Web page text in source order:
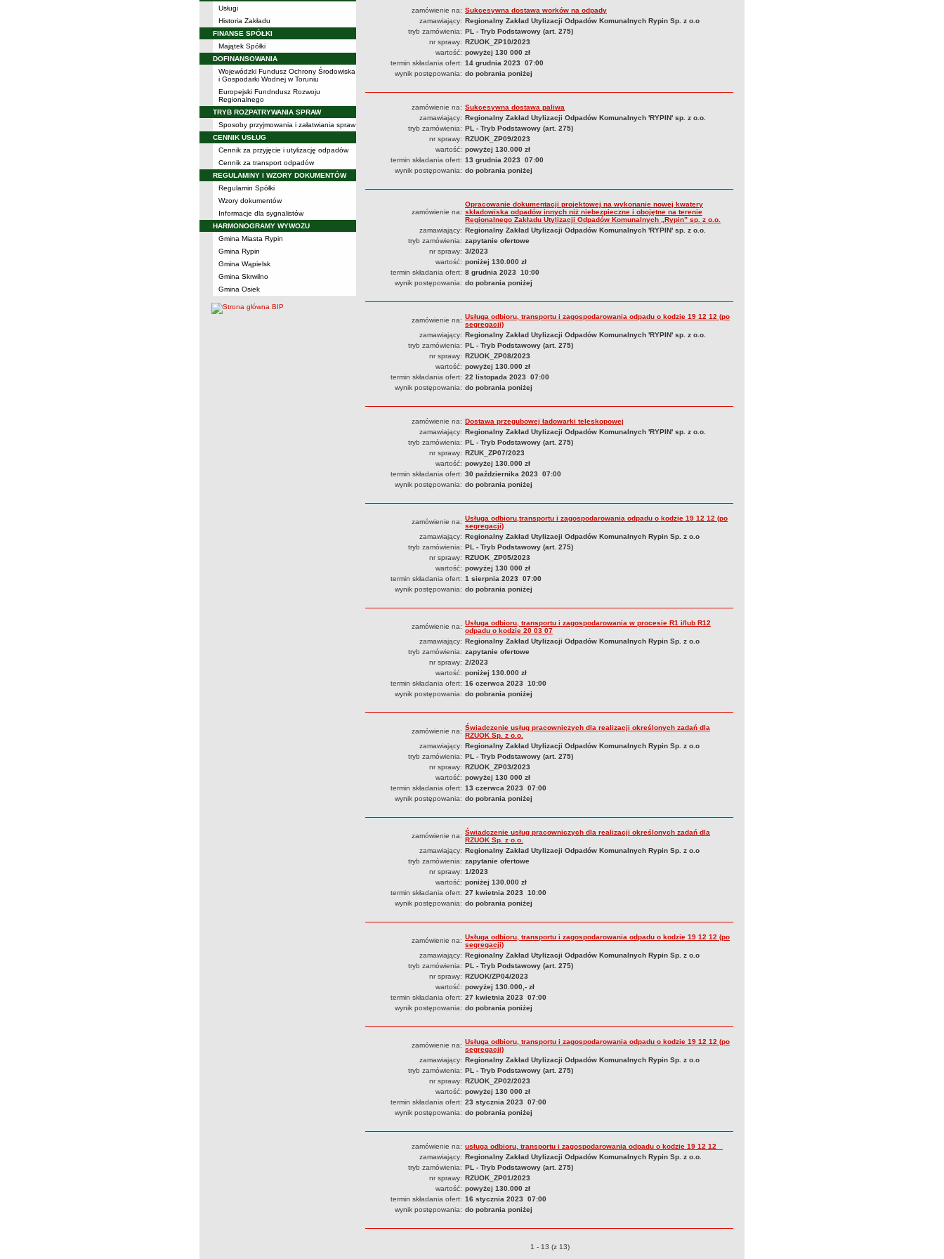
Usługi
Historia Zakładu
FINANSE SPÓŁKI
Majątek Spółki
DOFINANSOWANIA
Wojewódzki Fundusz Ochrony Środowiska
i Gospodarki Wodnej w Toruniu
Europejski Fundndusz Rozwoju
Regionalnego
TRYB ROZPATRYWANIA SPRAW
Sposoby przyjmowania i załatwiania spraw
CENNIK USŁUG
Cennik za przyjęcie i utylizację odpadów
Cennik za transport odpadów
REGULAMINY I WZORY DOKUMENTÓW
Regulamin Spółki
Wzory dokumentów
Informacje dla sygnalistów
HARMONOGRAMY WYWOZU
Gmina Miasta Rypin
Gmina Rypin
Gmina Wąpielsk
Gmina Skrwilno
Gmina Osiek
zamówienie na: Sukcesywna dostawa worków na odpady
zamawiający: Regionalny Zakład Utylizacji Odpadów Komunalnych Rypin Sp. z o.o
tryb zamówienia: PL - Tryb Podstawowy (art. 275)
nr sprawy: RZUOK_ZP10/2023
wartość: powyżej 130 000 zł
termin składania ofert: 14 grudnia 2023 07:00
wynik postępowania: do pobrania poniżej
zamówienie na: Sukcesywna dostawa paliwa
zamawiający: Regionalny Zakład Utylizacji Odpadów Komunalnych 'RYPIN' sp. z o.o.
tryb zamówienia: PL - Tryb Podstawowy (art. 275)
nr sprawy: RZUOK_ZP09/2023
wartość: powyżej 130.000 zł
termin składania ofert: 13 grudnia 2023 07:00
wynik postępowania: do pobrania poniżej
zamówienie na:
Opracowanie dokumentacji projektowej na wykonanie nowej kwatery
składowiska odpadów innych niż niebezpieczne i obojętne na terenie
Regionalnego Zakładu Utylizacji Odpadów Komunalnych „Rypin” sp. z o.o.
zamawiający: Regionalny Zakład Utylizacji Odpadów Komunalnych 'RYPIN' sp. z o.o.
tryb zamówienia: zapytanie ofertowe
nr sprawy: 3/2023
wartość: poniżej 130.000 zł
termin składania ofert: 8 grudnia 2023 10:00
wynik postępowania: do pobrania poniżej
zamówienie na: Usługa odbioru, transportu i zagospodarowania odpadu o kodzie 19 12 12 (po
segregacji)
zamawiający: Regionalny Zakład Utylizacji Odpadów Komunalnych 'RYPIN' sp. z o.o.
tryb zamówienia: PL - Tryb Podstawowy (art. 275)
nr sprawy: RZUOK_ZP08/2023
wartość: powyżej 130.000 zł
termin składania ofert: 22 listopada 2023 07:00
wynik postępowania: do pobrania poniżej
zamówienie na: Dostawa przegubowej ładowarki teleskopowej
zamawiający: Regionalny Zakład Utylizacji Odpadów Komunalnych 'RYPIN' sp. z o.o.
tryb zamówienia: PL - Tryb Podstawowy (art. 275)
nr sprawy: RZUK_ZP07/2023
wartość: powyżej 130.000 zł
termin składania ofert: 30 października 2023 07:00
wynik postępowania: do pobrania poniżej
zamówienie na: Usługa odbioru,transportu i zagospodarowania odpadu o kodzie 19 12 12 (po
segregacji)
zamawiający: Regionalny Zakład Utylizacji Odpadów Komunalnych Rypin Sp. z o.o
tryb zamówienia: PL - Tryb Podstawowy (art. 275)
nr sprawy: RZUOK_ZP05/2023
wartość: powyżej 130 000 zł
termin składania ofert: 1 sierpnia 2023 07:00
wynik postępowania: do pobrania poniżej
zamówienie na: Usługa odbioru, transportu i zagospodarowania w procesie R1 i/lub R12
odpadu o kodzie 20 03 07
zamawiający: Regionalny Zakład Utylizacji Odpadów Komunalnych Rypin Sp. z o.o
tryb zamówienia: zapytanie ofertowe
nr sprawy: 2/2023
wartość: poniżej 130.000 zł
termin składania ofert: 16 czerwca 2023 10:00
wynik postępowania: do pobrania poniżej
zamówienie na: Świadczenie usług pracowniczych dla realizacji określonych zadań dla
RZUOK Sp. z o.o.
zamawiający: Regionalny Zakład Utylizacji Odpadów Komunalnych Rypin Sp. z o.o
tryb zamówienia: PL - Tryb Podstawowy (art. 275)
nr sprawy: RZUOK_ZP03/2023
wartość: powyżej 130 000 zł
termin składania ofert: 13 czerwca 2023 07:00
wynik postępowania: do pobrania poniżej
zamówienie na: Świadczenie usług pracowniczych dla realizacji określonych zadań dla
RZUOK Sp. z o.o.
zamawiający: Regionalny Zakład Utylizacji Odpadów Komunalnych Rypin Sp. z o.o
tryb zamówienia: zapytanie ofertowe
nr sprawy: 1/2023
wartość: poniżej 130.000 zł
termin składania ofert: 27 kwietnia 2023 10:00
wynik postępowania: do pobrania poniżej
zamówienie na: Usługa odbioru, transportu i zagospodarowania odpadu o kodzie 19 12 12 (po
segregacji)
zamawiający: Regionalny Zakład Utylizacji Odpadów Komunalnych Rypin Sp. z o.o
tryb zamówienia: PL - Tryb Podstawowy (art. 275)
nr sprawy: RZUOK/ZP04/2023
wartość: powyżej 130.000,- zł
termin składania ofert: 27 kwietnia 2023 07:00
wynik postępowania: do pobrania poniżej
zamówienie na: Usługa odbioru, transportu i zagospodarowania odpadu o kodzie 19 12 12 (po
segregacji)
zamawiający: Regionalny Zakład Utylizacji Odpadów Komunalnych Rypin Sp. z o.o
tryb zamówienia: PL - Tryb Podstawowy (art. 275)
nr sprawy: RZUOK_ZP02/2023
wartość: powyżej 130 000 zł
termin składania ofert: 23 stycznia 2023 07:00
wynik postępowania: do pobrania poniżej
zamówienie na: usługa odbioru, transportu i zagospodarowania odpadu o kodzie 19 12 12
zamawiający: Regionalny Zakład Utylizacji Odpadów Komunalnych Rypin Sp. z o.o.
tryb zamówienia: PL - Tryb Podstawowy (art. 275)
nr sprawy: RZUOK_ZP01/2023
wartość: powyżej 130.000 zł
termin składania ofert: 16 stycznia 2023 07:00
wynik postępowania: do pobrania poniżej
Przetargi o pozycjach
1 - 13 (z 13)